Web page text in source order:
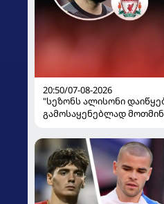
20:50/07-08-2026
"სეზონს ალისონი
გამოსაყენებლად
ყოფილმა მეკარემ